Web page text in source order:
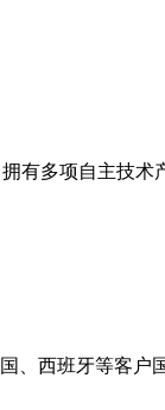
有多项自主技
、西班牙等客